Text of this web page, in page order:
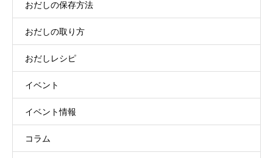
おだしの保存方法
おだしの取り方
おだしレシピ
イベント
イベント情報
コラム